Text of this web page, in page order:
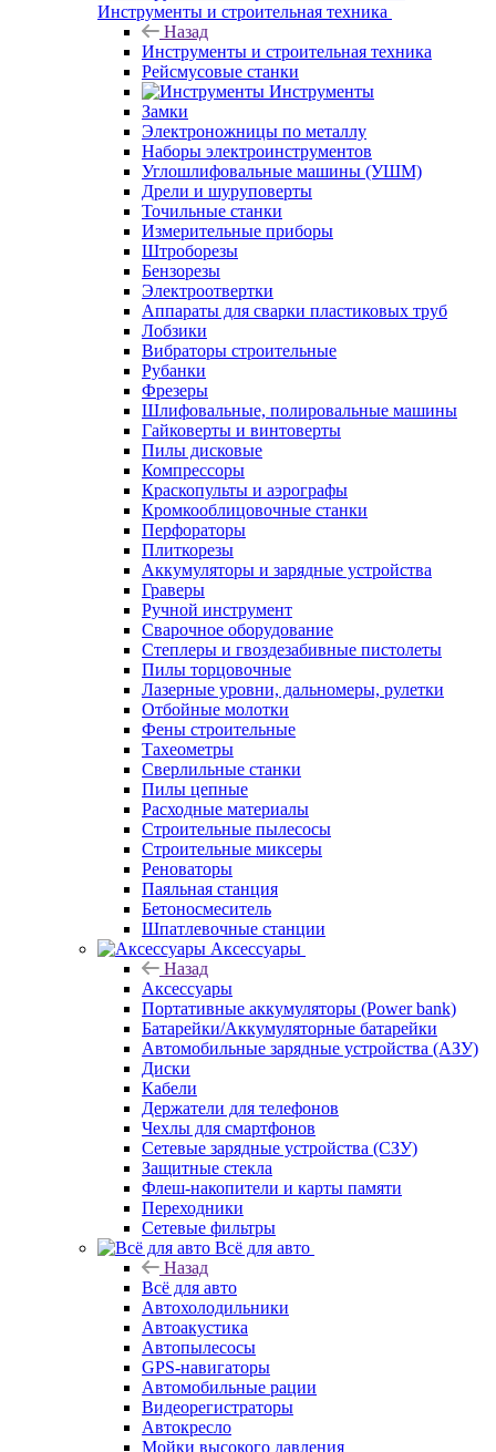
Инструменты и строительная техника
Назад
Инструменты и строительная техника
Рейсмусовые станки
Инструменты
Замки
Электроножницы по металлу
Наборы электроинструментов
Углошлифовальные машины (УШМ)
Дрели и шуруповерты
Точильные станки
Измерительные приборы
Штроборезы
Бензорезы
Электроотвертки
Аппараты для сварки пластиковых труб
Лобзики
Вибраторы строительные
Рубанки
Фрезеры
Шлифовальные, полировальные машины
Гайковерты и винтоверты
Пилы дисковые
Компрессоры
Краскопульты и аэрографы
Кромкооблицовочные станки
Перфораторы
Плиткорезы
Аккумуляторы и зарядные устройства
Граверы
Ручной инструмент
Сварочное оборудование
Степлеры и гвоздезабивные пистолеты
Пилы торцовочные
Лазерные уровни, дальномеры, рулетки
Отбойные молотки
Фены строительные
Тахеометры
Сверлильные станки
Пилы цепные
Расходные материалы
Строительные пылесосы
Строительные миксеры
Реноваторы
Паяльная станция
Бетоносмеситель
Шпатлевочные станции
Аксессуары
Назад
Аксессуары
Портативные аккумуляторы (Power bank)
Батарейки/Аккумуляторные батарейки
Автомобильные зарядные устройства (АЗУ)
Диски
Кабели
Держатели для телефонов
Чехлы для смартфонов
Сетевые зарядные устройства (СЗУ)
Защитные стекла
Флеш-накопители и карты памяти
Переходники
Сетевые фильтры
Всё для авто
Назад
Всё для авто
Автохолодильники
Автоакустика
Автопылесосы
GPS-навигаторы
Автомобильные рации
Видеорегистраторы
Автокресло
Мойки высокого давления